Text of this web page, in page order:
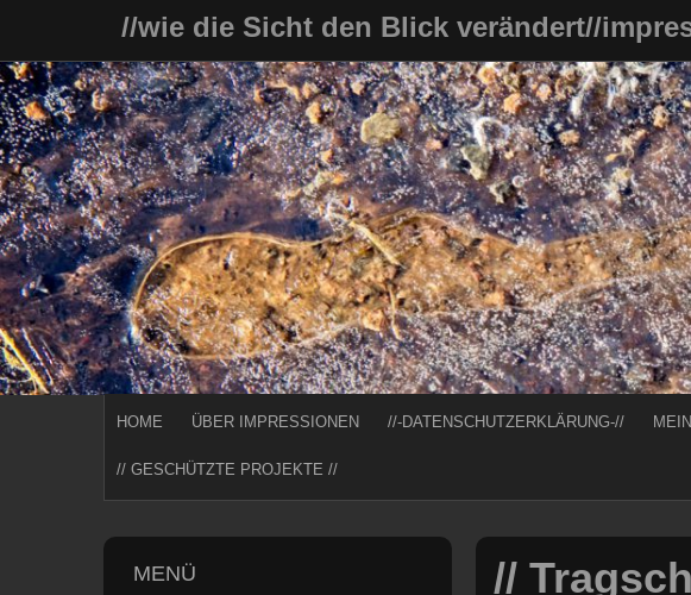
content
//wie die Sicht den Blick verändert//
HOME ÜBER IMPRESSIONEN //-DATENSCHUTZERKLÄRUNG-//
// GESCHÜTZTE PROJEKTE //
//
MENÜ